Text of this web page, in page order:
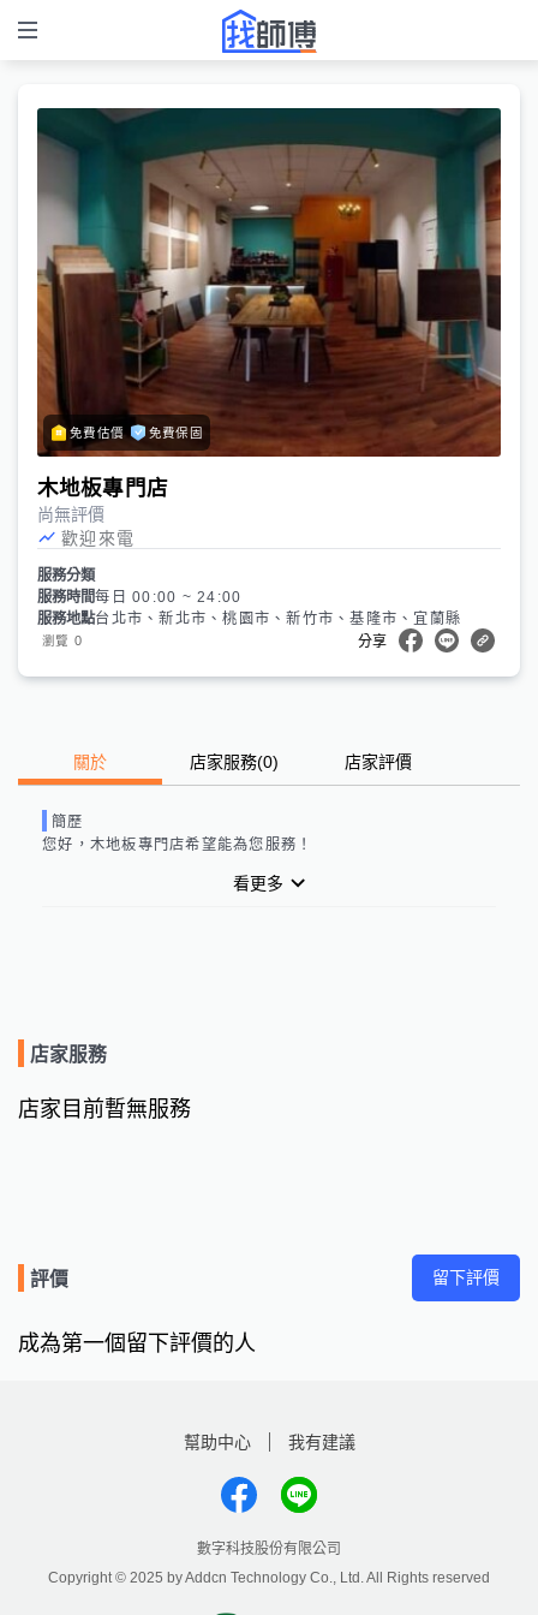
免費估價 免費保固
木地板專門店
尚無評價
歡迎來電
服務分類
服務時間每日 00:00 ~ 24:00
服務地點台北市、新北市、桃園市、新竹市、基隆市、宜蘭縣
瀏覽 0 分享
關於 店家服務(0) 店家評價
簡歷
您好， 木地板專門店希望能為您服務！
看更多
店家服務
店家目前暫無服務
評價 留下評價
成為第一個留下評價的人
幫助中心 我有建議
數字科技股份有限公司
Copyright © 2025 by Addcn Technology Co., Ltd. All Rights reserved